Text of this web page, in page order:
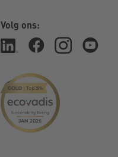
Volg ons: